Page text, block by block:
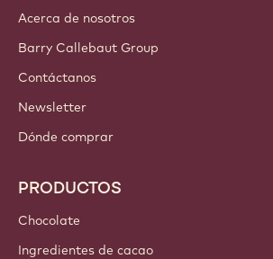
Acerca de nosotros
Barry Callebaut Group
Contáctanos
Newsletter
Dónde comprar
PRODUCTOS
Chocolate
Ingredientes de cacao